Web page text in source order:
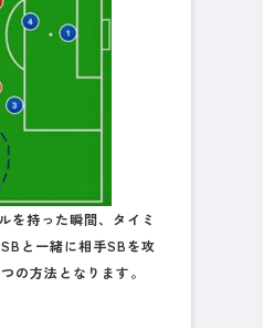
を持った瞬間、タイミ
と一緒に相手SBを攻
の方法となります。